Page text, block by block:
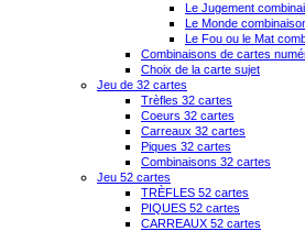
Le Jugement
Le Monde
Le Fou ou le Mat
Combinaisons de cartes
Choix de la carte sujet
Jeu de 32 cartes
Trèfles 32 cartes
Coeurs 32 cartes
Carreaux 32 cartes
Piques 32 cartes
Combinaisons 32 cartes
Jeu 52 cartes
TRÈFLES 52 cartes
PIQUES 52 cartes
CARREAUX 52 cartes